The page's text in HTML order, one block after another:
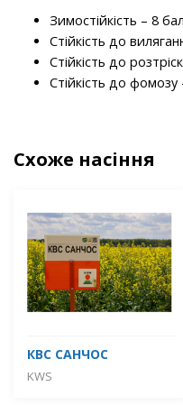
Зимостійкість – 8
Стійкість до
Стійкість до
Стійкість до фомозу
Схоже насіння
КВС САНЧОС
KWS